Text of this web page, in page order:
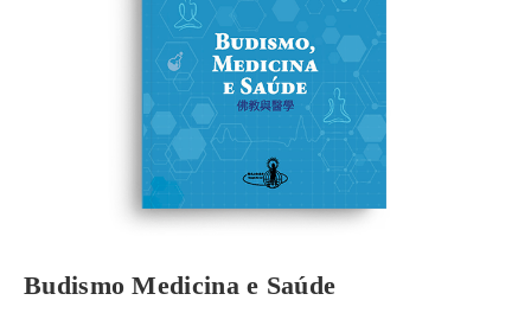
Budismo Medicina e Saúde